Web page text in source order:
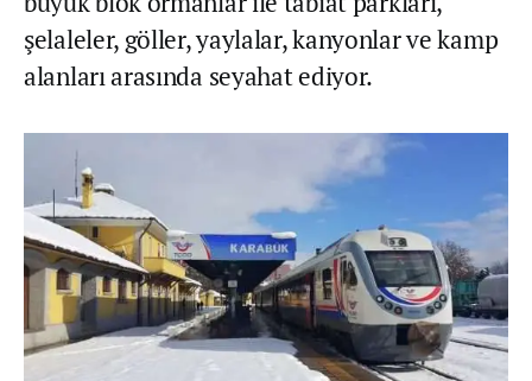
şelaleler, göller, yaylalar, kanyonlar ve kamp
alanları arasında seyahat ediyor.